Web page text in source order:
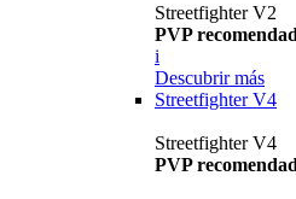
Streetfighter V2
PVP
i
Descubrir más
Streetfighter V4
Streetfighter V4
PVP